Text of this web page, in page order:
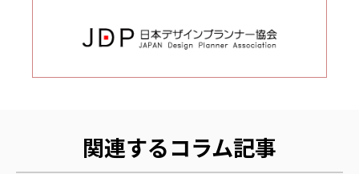
関連するコラム記事